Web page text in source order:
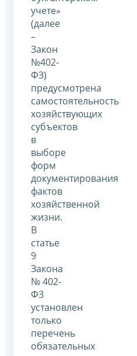
учете»
(далее
–
Закон
№402-
ФЗ)
предусмотрена
самостоятельность
хозяйствующих
субъектов
в
выборе
форм
документирования
фактов
хозяйственной
жизни.
В
статье
9
Закона
№ 402-
ФЗ
установлен
только
перечень
обязательных